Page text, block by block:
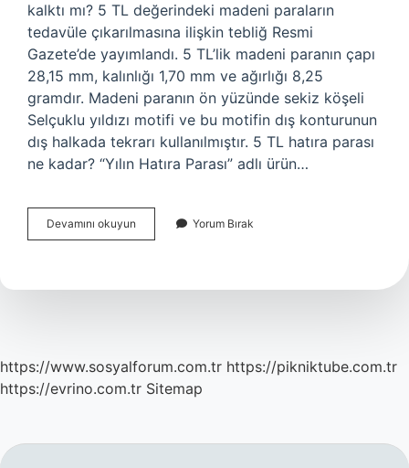
kalktı mı? 5 TL değerindeki madeni paraların
tedavüle çıkarılmasına ilişkin tebliğ Resmi
Gazete’de yayımlandı. 5 TL’lik madeni paranın çapı
28,15 mm, kalınlığı 1,70 mm ve ağırlığı 8,25
gramdır. Madeni paranın ön yüzünde sekiz köşeli
Selçuklu yıldızı motifi ve bu motifin dış konturunun
dış halkada tekrarı kullanılmıştır. 5 TL hatıra parası
ne kadar? “Yılın Hatıra Parası” adlı ürün…
Devamını okuyun
Tl
Var
Yorum Bırak
https://www.sosyalforum.com.tr https://pikniktube.com.tr
https://evrino.com.tr Sitemap